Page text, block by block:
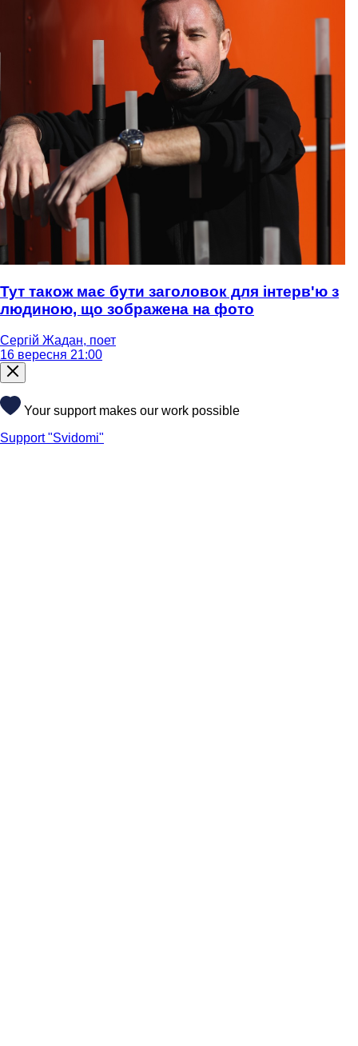
Тут також має бути заголовок для інтерв'ю з
людиною, що зображена на фото
Сергій Жадан, поет
16 вересня 21:00
Your support makes our work possible
Support "Svidomi"